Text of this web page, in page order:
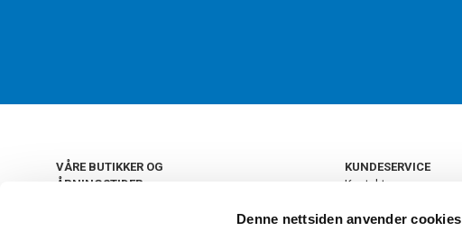
Denne nettsiden anvender cookies
VÅRE BUTIKKER OG
ÅPNINGSTIDER
KUNDESERVICE
Kontakt oss
Retur og bytte